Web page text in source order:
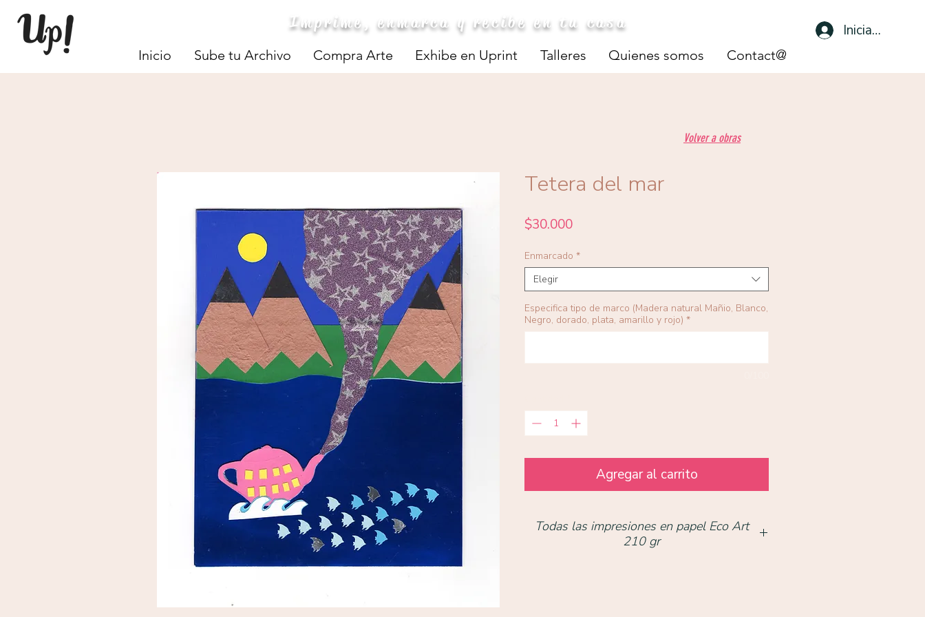
Iniciar sesión
Imprime, enmarca y recibe en tu casa
Inicio Sube tu Archivo Compra Arte Exhibe en Uprint Talleres Quienes somos Contact@
Tetera del mar
$30.000Precio
Enmarcado *
Elegir
Especifica tipo de marco (Madera natural Mañio, Blanco,
Negro, dorado, plata, amarillo y rojo) *
Agregar al carrito
Todas las impresiones en papel Eco Art
210 gr
Volver a obras